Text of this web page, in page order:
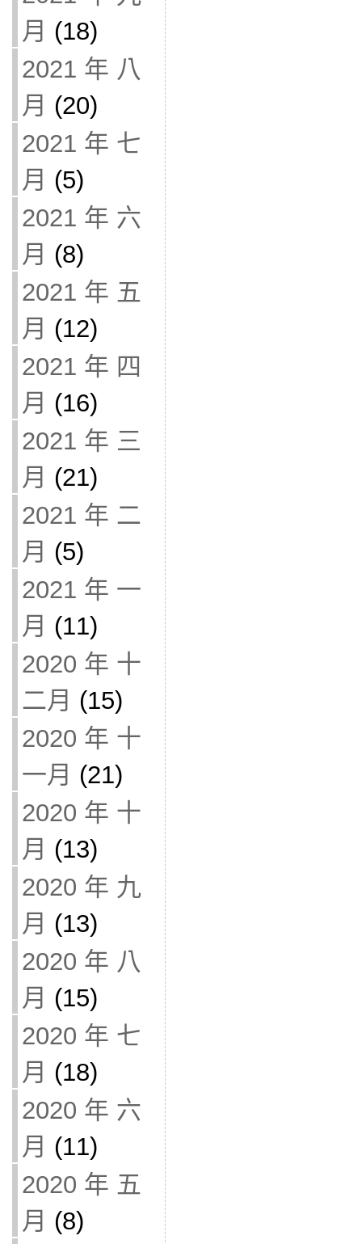
月 (18)
2021 年 八
月 (20)
2021 年 七
月 (5)
2021 年 六
月 (8)
2021 年 五
月 (12)
2021 年 四
月 (16)
2021 年 三
月 (21)
2021 年 二
月 (5)
2021 年 一
月 (11)
2020 年 十
二月 (15)
2020 年 十
一月 (21)
2020 年 十
月 (13)
2020 年 九
月 (13)
2020 年 八
月 (15)
2020 年 七
月 (18)
2020 年 六
月 (11)
2020 年 五
月 (8)